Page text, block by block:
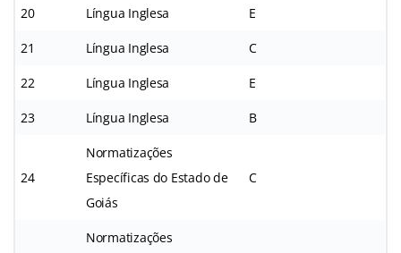
20 Língua Inglesa E
21 Língua Inglesa C
22 Língua Inglesa E
23 Língua Inglesa B
24
Normatizações
Específicas do Estado de
Goiás
C
Normatizações